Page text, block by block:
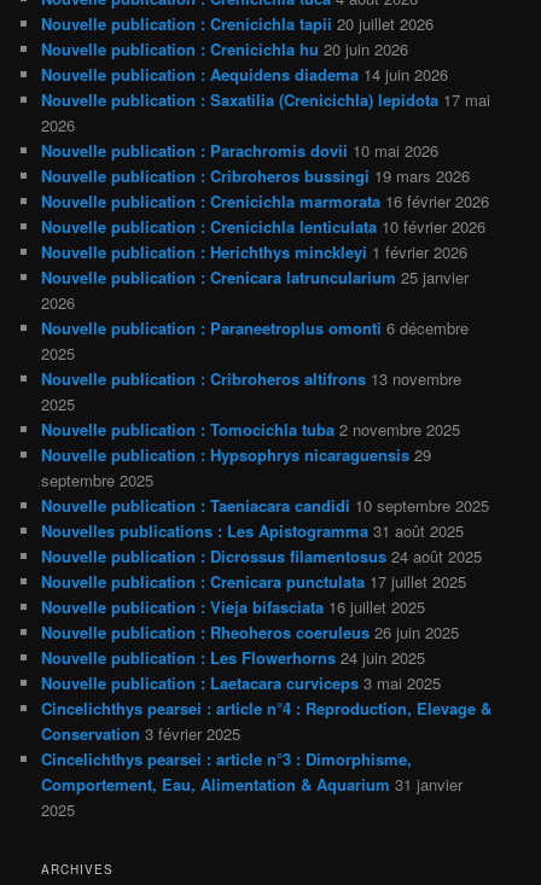
Nouvelle publication : Crenicichla tapii 20 juillet 2026
Nouvelle publication : Crenicichla hu 20 juin 2026
Nouvelle publication : Aequidens diadema 14 juin 2026
Nouvelle publication : Saxatilia (Crenicichla) lepidota 17 mai
2026
Nouvelle publication : Parachromis dovii 10 mai 2026
Nouvelle publication : Cribroheros bussingi 19 mars 2026
Nouvelle publication : Crenicichla marmorata 16 février 2026
Nouvelle publication : Crenicichla lenticulata 10 février 2026
Nouvelle publication : Herichthys minckleyi 1 février 2026
Nouvelle publication : Crenicara latruncularium 25 janvier
2026
Nouvelle publication : Paraneetroplus omonti 6 décembre
2025
Nouvelle publication : Cribroheros altifrons 13 novembre
2025
Nouvelle publication : Tomocichla tuba 2 novembre 2025
Nouvelle publication : Hypsophrys nicaraguensis 29
septembre 2025
Nouvelle publication : Taeniacara candidi 10 septembre 2025
Nouvelles publications : Les Apistogramma 31 août 2025
Nouvelle publication : Dicrossus filamentosus 24 août 2025
Nouvelle publication : Crenicara punctulata 17 juillet 2025
Nouvelle publication : Vieja bifasciata 16 juillet 2025
Nouvelle publication : Rheoheros coeruleus 26 juin 2025
Nouvelle publication : Les Flowerhorns 24 juin 2025
Nouvelle publication : Laetacara curviceps 3 mai 2025
Cincelichthys pearsei : article n°4 : Reproduction, Elevage &
Conservation 3 février 2025
Cincelichthys pearsei : article n°3 : Dimorphisme,
Comportement, Eau, Alimentation & Aquarium 31 janvier
2025
ARCHIVES